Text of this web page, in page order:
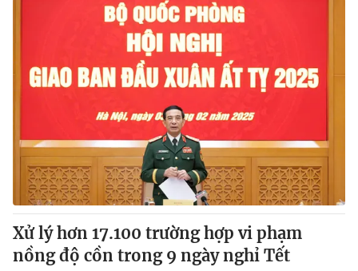
Chất lượng cuộc sống
Tuyển sinh
Công nghệ
Hitech Công nghệ tương lai
Sản phẩm
Thị trường
Tư vấn
Giao lưu trực tuyến
Lịch phát sóng
Chuyên mục khác
Emagazine Podcast
Xử lý hơn 17.100 trường hợp vi phạm
nồng độ cồn trong 9 ngày nghỉ Tết